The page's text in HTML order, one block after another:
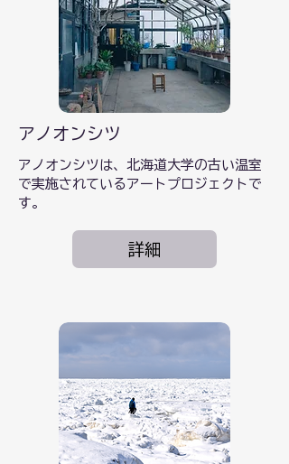
アノオンシツ
アノオンシツは、北海道大学の古い温室
で実施されているアートプロジェクトで
す。
詳細